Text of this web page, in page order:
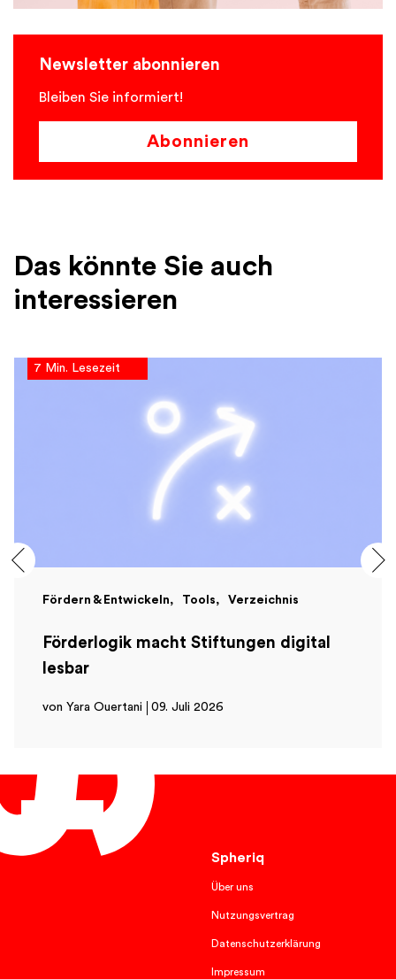
Newsletter abonnieren
Bleiben Sie informiert!
Abonnieren
Das könnte Sie auch
interessieren
7 Min. Lesezeit
Fördern & Entwickeln Tools Verzeichnis
Förderlogik macht Stiftungen digital
lesbar
von Yara Ouertani 09. Juli 2026
Spheriq
Über uns
Nutzungsvertrag
Datenschutzerklärung
Impressum